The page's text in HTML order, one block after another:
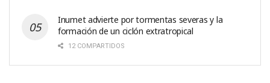
Inumet advierte por tormentas severas y la
formación de un ciclón extratropical
12 COMPARTIDOS